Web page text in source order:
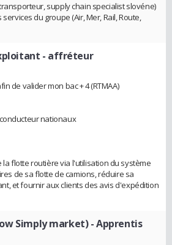
supply chain specialist slovéne)
du groupe (Air, Mer, Rail, Route,
- affréteur
de valider mon bac + 4 (RTMAA)
nationaux
flotte routière via l'utilisation du système
de sa flotte de camions, réduire sa
et fournir aux clients des avis d'expédition
Simply market)- Apprentis